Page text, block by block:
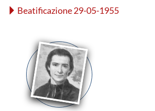
Beatificazione 29-05-1955